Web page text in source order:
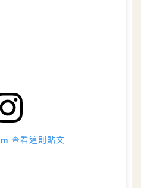
查看這則貼文